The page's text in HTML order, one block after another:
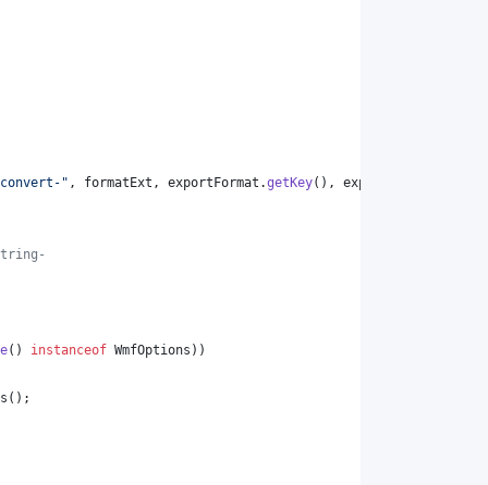
" , formatExt , exportFormat .getKey(), exportFormat
() instanceof WmfOptions ))
();